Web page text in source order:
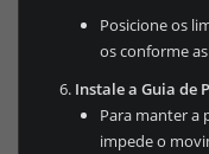
Posicione os
os conforme
Instale a Guia de
Para manter a
impede o